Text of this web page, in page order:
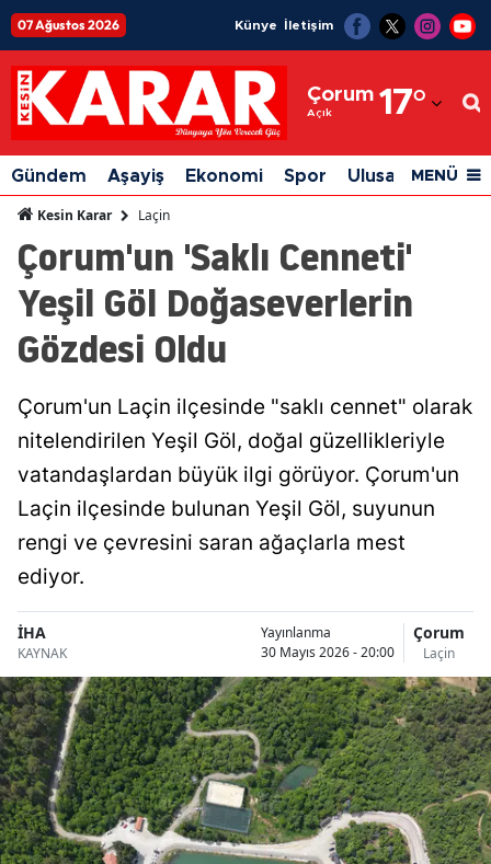
07 Ağustos 2026 Künye İletişim
Çorum
Açık 17°
Adıyaman
Afyonkarahisar
Ağrı
Amasya
Ankara
Balıkesir
Bilecik
Bolu
Burdur
Bursa
Çanakkale
Çankırı
Gündem Aşayiş Ekonomi Spor Ulusal Siyaset
MENÜ
Kesin Karar Laçin
Çorum'un 'Saklı Cenneti'
Yeşil Göl Doğaseverlerin
Gözdesi Oldu
Çorum'un Laçin ilçesinde "saklı cennet" olarak
nitelendirilen Yeşil Göl, doğal güzellikleriyle
vatandaşlardan büyük ilgi görüyor. Çorum'un
Laçin ilçesinde bulunan Yeşil Göl, suyunun
rengi ve çevresini saran ağaçlarla mest
ediyor.
İHA
KAYNAK
Yayınlanma
30 Mayıs 2026 - 20:00
Çorum
Laçin